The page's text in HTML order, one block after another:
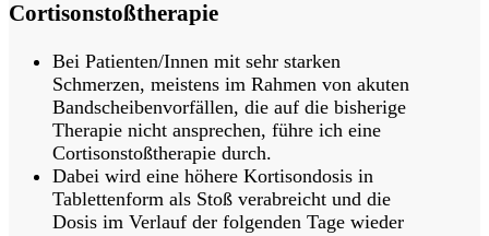
Cortisonstoßtherapie
Bei Patienten/Innen mit sehr starken
Schmerzen, meistens im Rahmen von akuten
Bandscheibenvorfällen, die auf die bisherige
Therapie nicht ansprechen, führe ich eine
Cortisonstoßtherapie durch.
Dabei wird eine höhere Kortisondosis in
Tablettenform als Stoß verabreicht und die
Dosis im Verlauf der folgenden Tage wieder